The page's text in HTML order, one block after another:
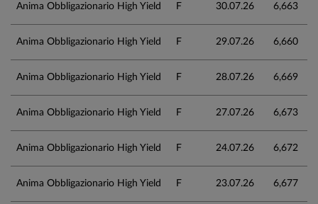
Anima Obbligazionario High Yield F 30.07.26 6,663
Anima Obbligazionario High Yield F 29.07.26 6,660
Anima Obbligazionario High Yield F 28.07.26 6,669
Anima Obbligazionario High Yield F 27.07.26 6,673
Anima Obbligazionario High Yield F 24.07.26 6,672
Anima Obbligazionario High Yield F 23.07.26 6,677